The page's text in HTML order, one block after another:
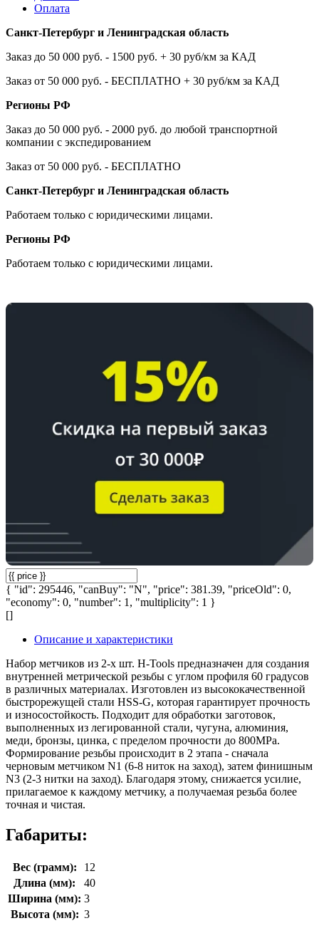
Оплата
Санкт-Петербург и Ленинградская область
Заказ до 50 000 руб. - 1500 руб. + 30 руб/км за КАД
Заказ от 50 000 руб. - БЕСПЛАТНО + 30 руб/км за КАД
Регионы РФ
Заказ до 50 000 руб. - 2000 руб. до любой транспортной
компании с экспедированием
Заказ от 50 000 руб. - БЕСПЛАТНО
Санкт-Петербург и Ленинградская область
Работаем только с юридическими лицами.
Регионы РФ
Работаем только с юридическими лицами.
{ "id": 295446, "canBuy": "N", "price": 381.39, "priceOld": 0,
"economy": 0, "number": 1, "multiplicity": 1 }
[]
Описание и характеристики
Набор метчиков из 2-х шт. H-Tools предназначен для создания
внутренней метрической резьбы с углом профиля 60 градусов
в различных материалах. Изготовлен из высококачественной
быстрорежущей стали HSS-G, которая гарантирует прочность
и износостойкость. Подходит для обработки заготовок,
выполненных из легированной стали, чугуна, алюминия,
меди, бронзы, цинка, с пределом прочности до 800MPa.
Формирование резьбы происходит в 2 этапа - сначала
черновым метчиком N1 (6-8 ниток на заход), затем финишным
N3 (2-3 нитки на заход). Благодаря этому, снижается усилие,
прилагаемое к каждому метчику, а получаемая резьба более
точная и чистая.
Габариты:
Вес (грамм):
12
Длина (мм):
40
Ширина (мм): 3
Высота (мм): 3